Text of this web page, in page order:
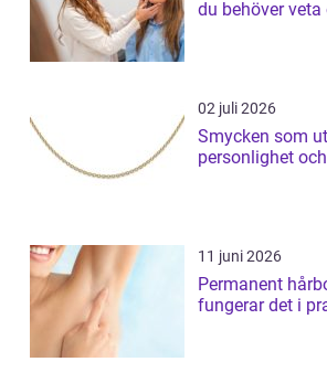
du behöver
02 juli 2026
Smycken som
personlighet
11 juni 2026
Permanent
fungerar det i